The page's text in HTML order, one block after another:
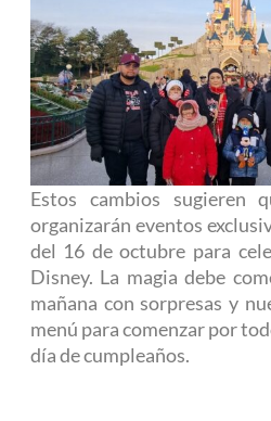
Estos cambios sugieren
organizarán eventos
del 16 de octubre para
Disney. La magia debe
mañana con sorpresas y
menú para comenzar por
día de cumpleaños.